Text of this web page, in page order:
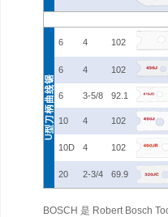
6 4 102
6 4 102
6 3-5/8 92.1
10 4 102
10D 4 102
20 2-3/4 69.9
BOSCH 是 Robert Bosch